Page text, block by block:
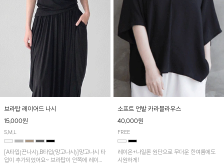
브라탑 레이어드 나시
15,000원
S,M,L
[A타입(끈나시),B타입(망고나시)]망고나시 타
입이 추가되었어요~ 브라탑이 안쪽에 레이어
소프트 언발 카라블라우스
40,000원
FREE
레이온+나일론 원단으로 무더운 한여름에도
시원하게!